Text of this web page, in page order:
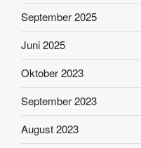
September 2025
Juni 2025
Oktober 2023
September 2023
August 2023